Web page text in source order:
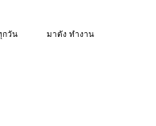
กวัน มาตัง ทำงาน